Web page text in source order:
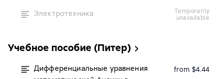
Электротехника
temporarily
unavailable
Учебное пособие (Питер)
Дифференциальные уравнения
from $4.44